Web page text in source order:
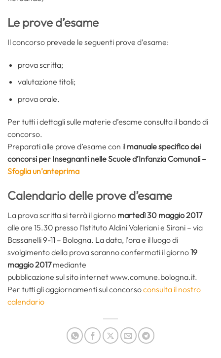
Le prove d’esame
Il concorso prevede le seguenti prove d’esame:
prova scritta;
valutazione titoli;
prova orale.
Per tutti i dettagli sulle materie d’esame consulta il bando di
concorso.
Preparati alle prove d’esame con il manuale specifico dei
concorsi per Insegnanti nelle Scuole d’Infanzia Comunali –
Sfoglia un’anteprima
Calendario delle prove d’esame
La prova scritta si terrà il giorno martedì 30 maggio 2017
alle ore 15.30 presso l’Istituto Aldini Valeriani e Sirani – via
Bassanelli 9-11 – Bologna. La data, l’ora e il luogo di
svolgimento della prova saranno confermati il giorno19
maggio 2017mediante
pubblicazione sul sito internet www.comune.bologna.it.
Per tutti gli aggiornamenti sul concorsoconsulta il nostro
calendario